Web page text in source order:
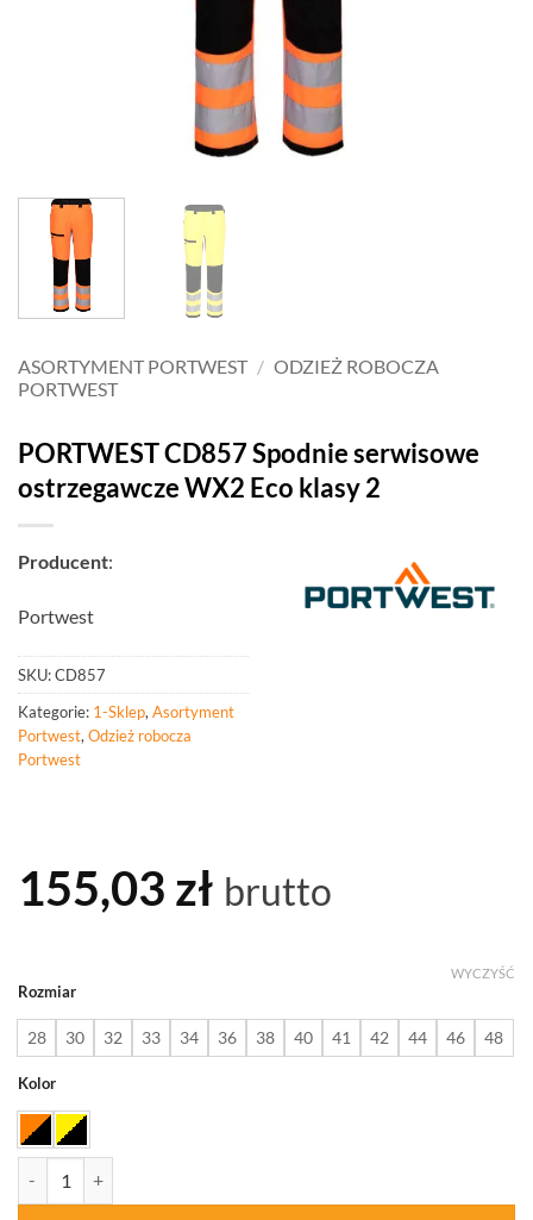
ASORTYMENT PORTWEST / ODZIEŻ ROBOCZA
PORTWEST
PORTWEST CD857 Spodnie serwisowe
ostrzegawcze WX2 Eco klasy 2
Producent:
Portwest
SKU:CD857
Kategorie: 1-Sklep, Asortyment
Portwest, Odzież robocza
Portwest
155,03 zł brutto
Rozmiar
28 30 32 33 34 36 38 40 41 42 44 46 48
Kolor
WYCZYŚĆ